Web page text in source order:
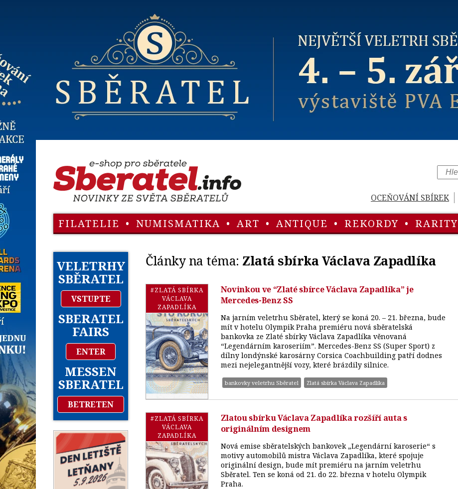
OCEŇOVÁNÍ SBÍREK
FILATELIE • NUMISMATIKA • ART • ANTIQUE • REKORDY • RARITY
VELETRHY
SBĚRATEL
VSTUPTE
SBERATEL
FAIRS
ENTER
MESSEN
SBERATEL
BETRETEN
Články na téma: Zlatá sbírka Václava Zapadlíka
#ZLATÁ SBÍRKA
VÁCLAVA
ZAPADLÍKA
Novinkou ve “Zlaté sbírce Václava Zapadlíka” je
Mercedes-Benz SS
Na jarním veletrhu Sběratel, který se koná 20. – 21. března, bude
mít v hotelu Olympik Praha premiéru nová sběratelská
bankovka ze Zlaté sbírky Václava Zapadlíka věnovaná
“Legendárním karoseriím”. Mercedes-Benz SS (Super Sport) z
dílny londýnské karosárny Corsica Coachbuilding patří dodnes
mezi nejelegantnější vozy, které brázdily silnice.
bankovky veletrhu Sběratel Zlatá sbírka Václava Zapadlíka
#ZLATÁ SBÍRKA
VÁCLAVA
ZAPADLÍKA
Zlatou sbírku Václava Zapadlíka rozšíří auta s
originálním designem
Nová emise sběratelských bankovek „Legendární karoserie“ s
motivy automobilů mistra Václava Zapadlíka, které spojuje
originální design, bude mít premiéru na jarním veletrhu
Sběratel. Ten se koná od 21. do 22. března v hotelu Olympik
Praha.